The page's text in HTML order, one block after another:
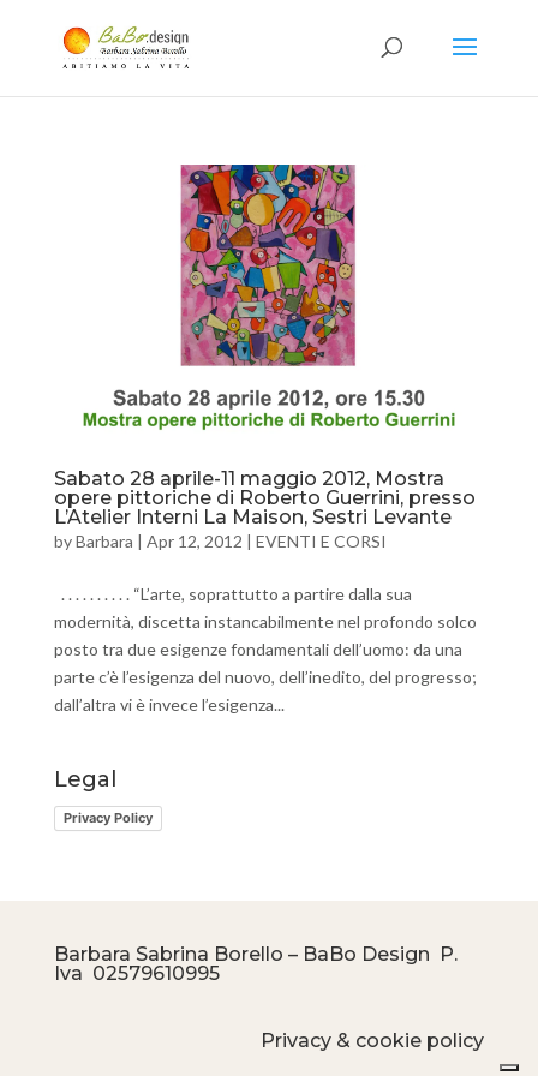
Sabato 28 aprile-11 maggio 2012, Mostra
opere pittoriche di Roberto Guerrini, presso
L’Atelier Interni La Maison, Sestri Levante
byBarbara | Apr 12, 2012 | EVENTI E CORSI
. . . . . . . . . . “L’arte, soprattutto a partire dalla sua
modernità, discetta instancabilmente nel profondo solco
posto tra due esigenze fondamentali dell’uomo: da una
parte c’è l’esigenza del nuovo, dell’inedito, del progresso;
dall’altra vi è invece l’esigenza...
Legal
Privacy Policy
Barbara Sabrina Borello – BaBo Design P.
Iva 02579610995
Privacy & cookie policy